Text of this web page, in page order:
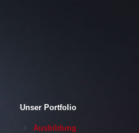
Unser Portfolio
Ausbildung